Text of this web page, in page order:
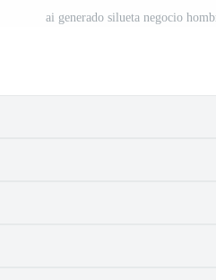
ai generado silueta negocio